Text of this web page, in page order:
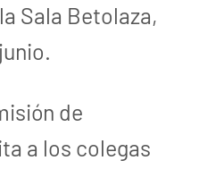
Sala Betolaza,
de
a los colegas